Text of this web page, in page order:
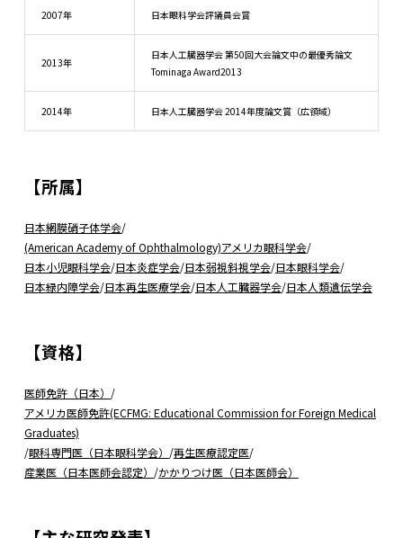
2007年 日本眼科学会評議員会賞
2013年
日本人工臓器学会 第50回大会論文中の最優秀論文
Tominaga Award2013
2014年 日本人工臓器学会 2014年度論文賞（広領域）
【所属】
日本網膜硝子体学会/
(American Academy of Ophthalmology)アメリカ眼科学会/
日本小児眼科学会/日本炎症学会/日本弱視斜視学会/日本眼科学会/
日本緑内障学会/日本再生医療学会/日本人工臓器学会/日本人類遺伝学会
【資格】
医師免許（日本） /
アメリカ医師免許(ECFMG: Educational Commission for Foreign Medical
Graduates)
/眼科専門医（日本眼科学会） /再生医療認定医/
産業医（日本医師会認定） /かかりつけ医（日本医師会）